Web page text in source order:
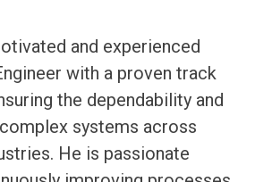
and experienced
with a proven track
the dependability and
systems across
He is passionate